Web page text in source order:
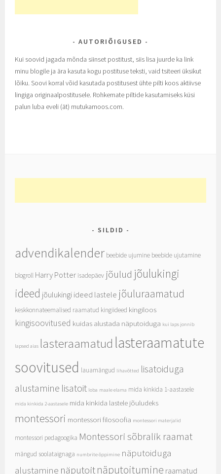
AUTORIÕIGUSED
Kui soovid jagada mõnda siinset postitust, siis lisa juurde ka link
minu blogile ja ära kasuta kogu postituse teksti, vaid tsiteeri üksikut
lõiku. Soovi korral võid kasutada postitusest ühte pilti koos aktiivse
lingiga originaalpostitusele. Rohkemate piltide kasutamiseks küsi
palun luba eveli (ät) mutukamoos.com.
SILDID
advendikalender beebide ujumine beebide ujutamine
blogroll Harry Potter isadepäev jõulud jõulukingi
ideed jõulukingi ideed lastele jõuluraamatud
keskkonnateemalised raamatud kingiideed kingiloos
kingisoovitused kuidas alustada näputoiduga kui laps jonnib
lapsed aias lasteraamatud lasteraamatute
soovitused lauamängud lihavõtted lisatoiduga
alustamine lisatoit loba maale elama mida kinkida 1-aastasele
mida kinkida 2-aastasele mida kinkida lastele jõuludeks
montessori montessori filosoofia montessori materjalid
montessori pedagoogika Montessori sõbralik raamat
mängud soolataignaga numbrite õppimine näputoiduga
alustamine näputoitnäputoitumine raamatud